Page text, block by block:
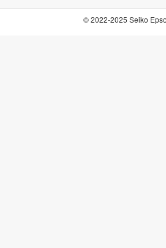
© 2022-2025 Seiko